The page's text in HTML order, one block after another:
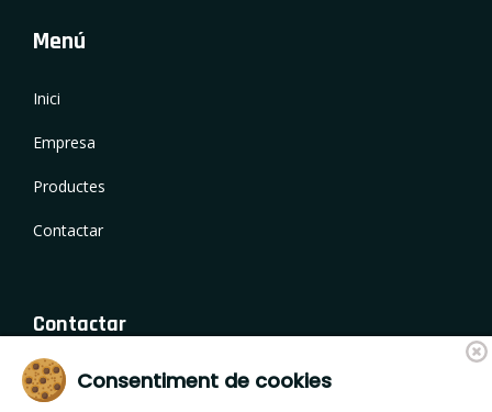
Menú
Inici
Empresa
Productes
Contactar
Contactar
Camí de Fornells 18, 17459 Campllong (Girona)
Consentiment de cookies